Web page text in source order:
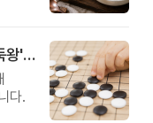
제3회 서초구 아버지센터배 '매너 바둑왕' 대회
다.